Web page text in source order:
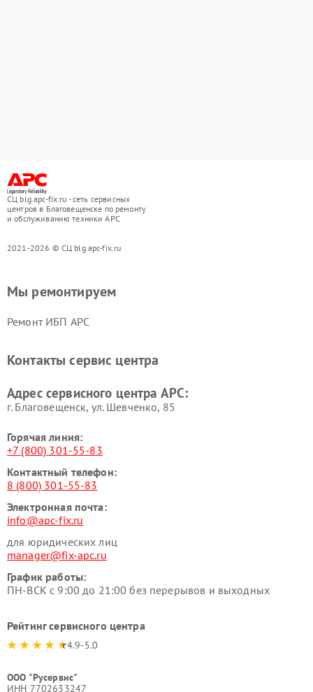
СЦ blg.apc-fix.ru - сеть сервисных
центров в Благовещенске по ремонту
и обслуживанию техники APC
2021-2026 © СЦ blg.apc-fix.ru
Мы ремонтируем
Ремонт ИБП APC
Контакты сервис центра
Адрес сервисного центра APC:
г. Благовещенск, ул. Шевченко, 85
Горячая линия:
+7 (800) 301-55-83
Контактный телефон:
8 (800) 301-55-83
Электронная почта:
info@apc-fix.ru
для юридических лиц
manager@fix-apc.ru
График работы:
ПН-ВСК с 9:00 до 21:00 без перерывов и выходных
Рейтинг сервисного центра
4.9-5.0
ООО "Русервис"
ИНН 7702633247